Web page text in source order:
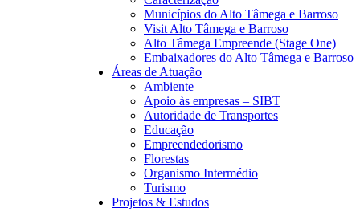
Municípios do Alto Tâmega e Barroso
Visit Alto Tâmega e Barroso
Alto Tâmega Empreende (Stage One)
Embaixadores do Alto Tâmega e Barroso
Áreas de Atuação
Ambiente
Apoio às empresas – SIBT
Autoridade de Transportes
Educação
Empreendedorismo
Florestas
Organismo Intermédio
Turismo
Projetos & Estudos